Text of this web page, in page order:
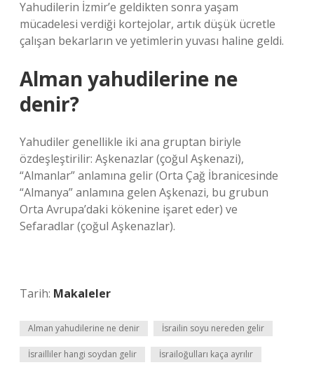
Yahudilerin İzmir’e geldikten sonra yaşam
mücadelesi verdiği kortejolar, artık düşük ücretle
çalışan bekarların ve yetimlerin yuvası haline geldi.
Alman yahudilerine ne
denir?
Yahudiler genellikle iki ana gruptan biriyle
özdeşleştirilir: Aşkenazlar (çoğul Aşkenazi),
“Almanlar” anlamına gelir (Orta Çağ İbranicesinde
“Almanya” anlamına gelen Aşkenazi, bu grubun
Orta Avrupa’daki kökenine işaret eder) ve
Sefaradlar (çoğul Aşkenazlar).
Tarih: Makaleler
Alman yahudilerine ne denir İsrailin soyu nereden gelir
İsrailliler hangi soydan gelir İsrailoğulları kaça ayrılır